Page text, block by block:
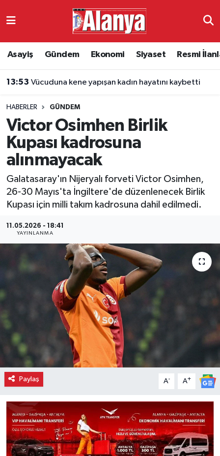
Asayiş Gündem Ekonomi Siyaset Resmi
13:53 Vücuduna kene yapışan kadın hayatını kaybetti
HABERLER GÜNDEM
Victor Osimhen Birlik
Kupası kadrosuna
alınmayacak
Galatasaray'ın Nijeryalı forveti Victor Osimhen,
26-30 Mayıs'ta İngiltere'de düzenlenecek Birlik
Kupası için milli takım kadrosuna dahil edilmedi.
11.05.2026 - 18:41
YAYINLANMA
Paylaş A- A+
Ekonomi
Resmi İlanlar
Alanyaspor
Turizm
Antalya Namaz Vakitleri
Süper Lig Puan Durumu ve Fikstür
Tüm Manşetler
Son Dakika Haberleri